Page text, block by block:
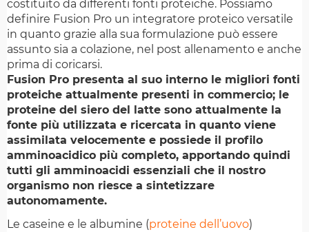
costituito da differenti fonti proteiche. Possiamo
definire Fusion Pro un integratore proteico versatile
in quanto grazie alla sua formulazione può essere
assunto sia a colazione, nel post allenamento e anche
prima di coricarsi.
Fusion Pro presenta al suo interno le migliori fonti
proteiche attualmente presenti in commercio; le
proteine del siero del latte sono attualmente la
fonte più utilizzata e ricercata in quanto viene
assimilata velocemente e possiede il profilo
amminoacidico più completo, apportando quindi
tutti gli amminoacidi essenziali che il nostro
organismo non riesce a sintetizzare
autonomamente.
Le caseine e le albumine (proteine dell’uovo)